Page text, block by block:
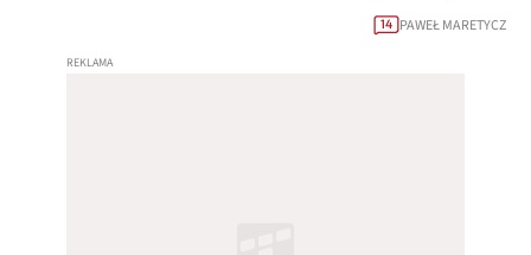
14 PAWEŁ MARETYCZ